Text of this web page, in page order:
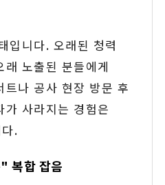
입니다. 오래된 청력
노출된 분들에게
트나 공사 현장 방문 후
사라지는 경험은
.
복합 잡음